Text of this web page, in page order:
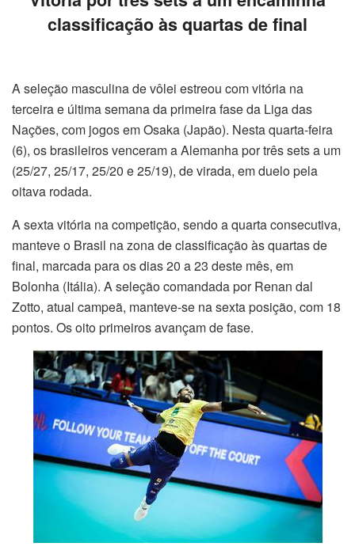
classificação às quartas de final
A seleção masculina de vôlei estreou com vitória na
terceira e última semana da primeira fase da Liga das
Nações, com jogos em Osaka (Japão). Nesta quarta-feira
(6), os brasileiros venceram a Alemanha por três sets a um
(25/27, 25/17, 25/20 e 25/19), de virada, em duelo pela
oitava rodada.
A sexta vitória na competição, sendo a quarta consecutiva,
manteve o Brasil na zona de classificação às quartas de
final, marcada para os dias 20 a 23 deste mês, em
Bolonha (Itália). A seleção comandada por Renan dal
Zotto, atual campeã, manteve-se na sexta posição, com 18
pontos. Os oito primeiros avançam de fase.